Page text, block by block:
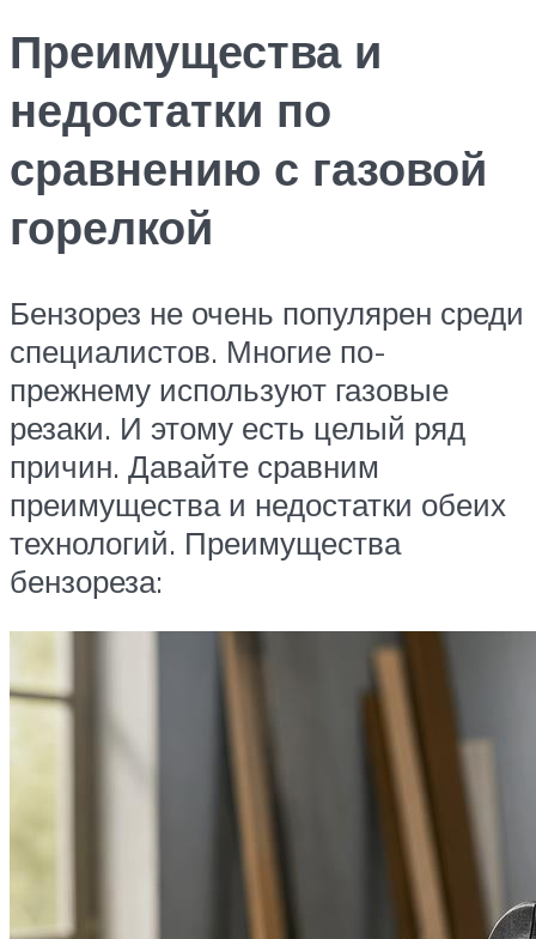
Преимущества и
недостатки по
сравнению с газовой
горелкой
Бензорез не очень популярен среди
специалистов. Многие по-
прежнему используют газовые
резаки. И этому есть целый ряд
причин. Давайте сравним
преимущества и недостатки обеих
технологий. Преимущества
бензореза: